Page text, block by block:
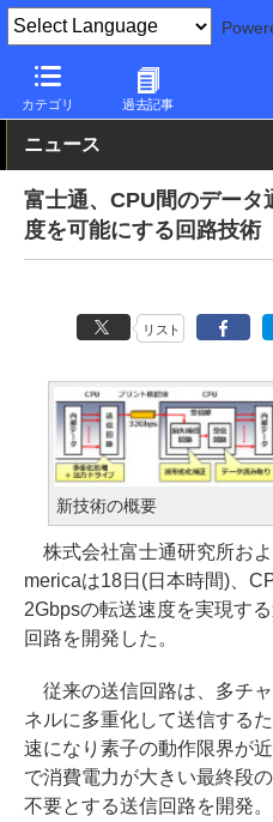
カテゴリ 過去記事
PC Watch 市場 技術
ニュース
富士通、CPU間のデー
度を可能にする回路技術
リスト
新技術の概要
株式会社富士通研究所お
mericaは18日(日本時間)、
2Gbpsの転送速度を実現す
回路を開発した。
従来の送信回路は、多チ
ネルに多重化して送信する
速になり素子の動作限界が
で消費電力が大きい最終段
不要とする送信回路を開発